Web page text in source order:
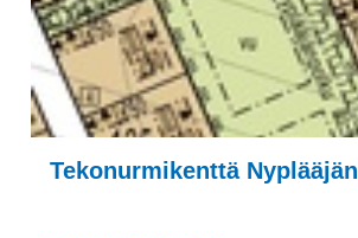
Tekonurmikenttä